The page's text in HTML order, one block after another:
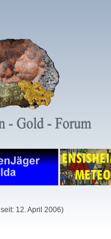
12. April 2006)